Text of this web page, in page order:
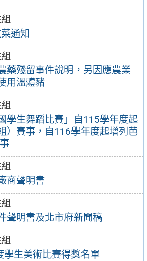
通知
藥殘留事件說明，另因應農業
用溫體豬
學生舞蹈比賽」自115學年度起
）賽事，自116學年度起增列芭
商聲明書
聲明書及北市府新聞稿
學生美術比賽得獎名單